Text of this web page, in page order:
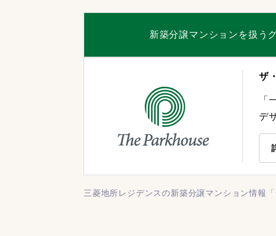
新築分譲マンションを扱う
ザ
「
デ
三菱地所レジデンスの新築分譲マンション情報